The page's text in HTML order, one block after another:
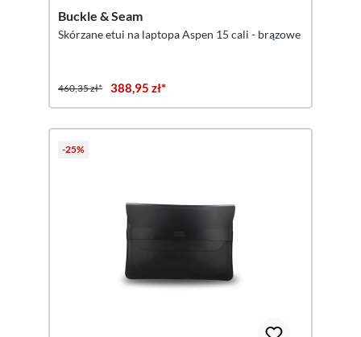
Buckle & Seam
Skórzane etui na laptopa Aspen 15 cali - brązowe
460,35 zł* 388,95 zł*
-25%